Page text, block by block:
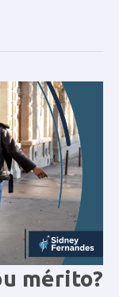
mérito?